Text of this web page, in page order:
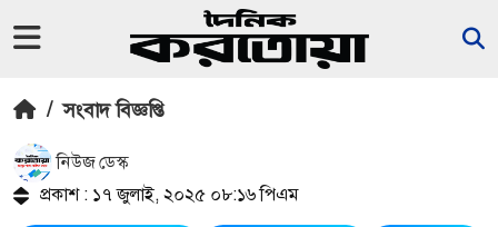
/ সংবাদ বিজ্ঞপ্তি
নিউজ ডেস্ক
প্রকাশ : ১৭ জুলাই, ২০২৫ ০৮:১৬ পিএম